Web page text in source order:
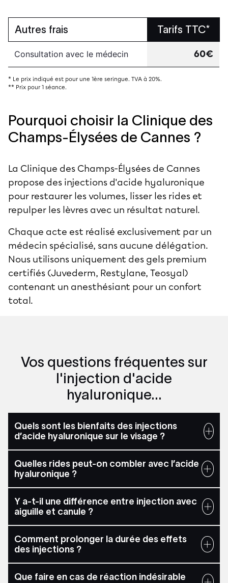
Autres frais Tarifs TTC*
Consultation avec le médecin 60€
* Le prix indiqué est pour une 1ère seringue. TVA à 20%.
** Prix pour 1 séance.
Pourquoi choisir la Clinique des
Champs-Élysées de Cannes ?
La Clinique des Champs-Élysées de Cannes
propose des injections d'acide hyaluronique
pour restaurer les volumes, lisser les rides et
repulper les lèvres avec un résultat naturel.
Chaque acte est réalisé exclusivement par un
médecin spécialisé, sans aucune délégation.
Nous utilisons uniquement des gels premium
certifiés (Juvederm, Restylane, Teosyal)
contenant un anesthésiant pour un confort
total.
Vos questions fréquentes sur
l'injection d'acide
hyaluronique...
Quels sont les bienfaits des injections
d’acide hyaluronique sur le visage ?
Quelles rides peut-on combler avec l’acide
hyaluronique ?
Y a-t-il une différence entre injection avec
aiguille et canule ?
Comment prolonger la durée des effets
des injections ?
Que faire en cas de réaction indésirable